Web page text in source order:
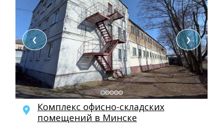
❮ ❯
Комплекс офисно-складских
помещений в Минске